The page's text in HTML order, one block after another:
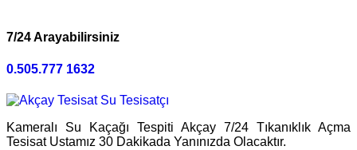
7/24 Arayabilirsiniz
0.505.777 1632
Kameralı Su Kaçağı Tespiti Akçay 7/24 Tıkanıklık Açma
Tesisat Ustamız 30 Dakikada Yanınızda Olacaktır.